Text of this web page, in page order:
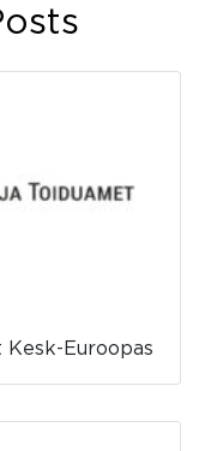
Kesk-Euroopas